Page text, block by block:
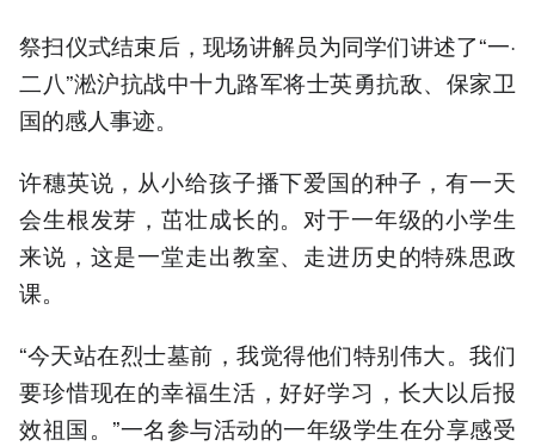
祭扫仪式结束后，现场讲解员为同学们讲述了“一·
二八”淞沪抗战中十九路军将士英勇抗敌、保家卫
国的感人事迹。
许穗英说，从小给孩子播下爱国的种子，有一天
会生根发芽，茁壮成长的。对于一年级的小学生
来说，这是一堂走出教室、走进历史的特殊思政
课。
“今天站在烈士墓前，我觉得他们特别伟大。我们
要珍惜现在的幸福生活，好好学习，长大以后报
效祖国。”一名参与活动的一年级学生在分享感受